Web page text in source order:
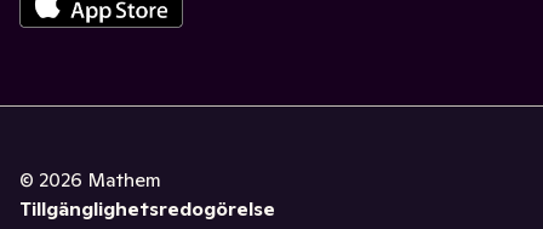
© 2026 Mathem
Tillgänglighetsredogörelse